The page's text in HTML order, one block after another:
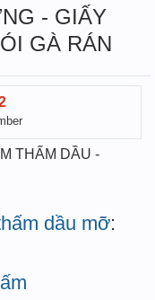
- GIẤY
GÀ RÁN
THẤM DẦU -
dầu mỡ: